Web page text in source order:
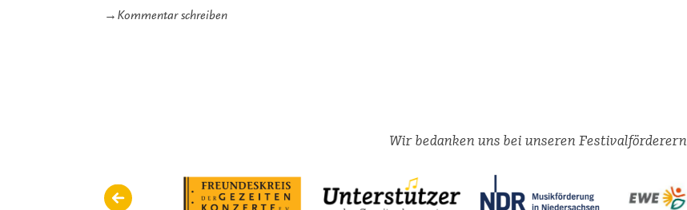
→ Kommentar schreibenzu
Wir bedanken uns bei unseren Festivalförderern